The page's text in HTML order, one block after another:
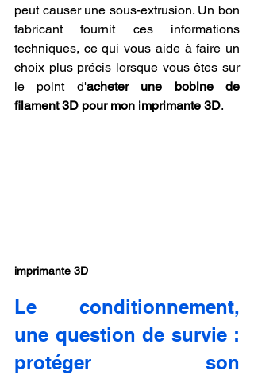
peut causer une sous-extrusion. Un bon
fabricant fournit ces informations
techniques, ce qui vous aide à faire un
choix plus précis lorsque vous êtes sur
le point d'acheter une bobine de
filament 3D pour mon imprimante 3D.
imprimante 3D
Le conditionnement,
une question de survie :
protéger son